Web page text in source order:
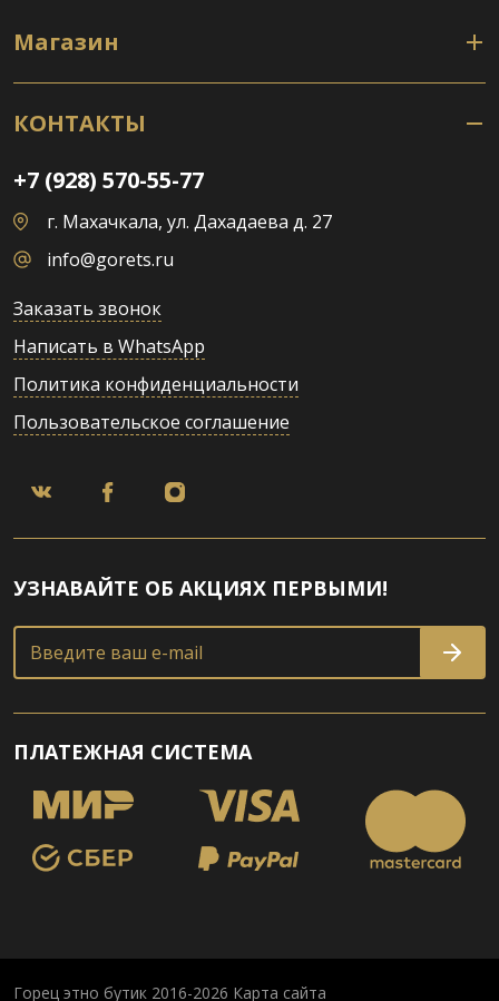
Магазин
КОНТАКТЫ
+7 (928) 570-55-77
г. Махачкала, ул. Дахадаева д. 27
info@gorets.ru
Заказать звонок
Написать в WhatsApp
Политика конфиденциальности
Пользовательское соглашение
УЗНАВАЙТЕ ОБ АКЦИЯХ ПЕРВЫМИ!
Введите ваш e-mail
ПЛАТЕЖНАЯ СИСТЕМА
Горец этно бутик 2016-2026 Карта сайта